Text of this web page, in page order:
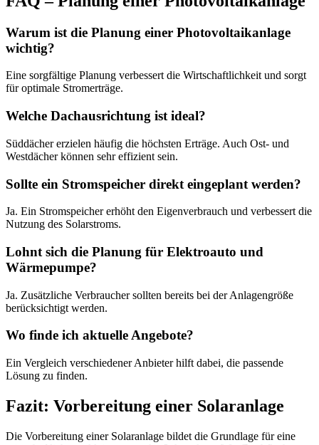
Warum ist die Planung einer Photovoltaikanlage
wichtig?
Eine sorgfältige Planung verbessert die Wirtschaftlichkeit und sorgt
für optimale Stromerträge.
Welche Dachausrichtung ist ideal?
Süddächer erzielen häufig die höchsten Erträge. Auch Ost- und
Westdächer können sehr effizient sein.
Sollte ein Stromspeicher direkt eingeplant werden?
Ja. Ein Stromspeicher erhöht den Eigenverbrauch und verbessert die
Nutzung des Solarstroms.
Lohnt sich die Planung für Elektroauto und
Wärmepumpe?
Ja. Zusätzliche Verbraucher sollten bereits bei der Anlagengröße
berücksichtigt werden.
Wo finde ich aktuelle Angebote?
Ein Vergleich verschiedener Anbieter hilft dabei, die passende
Lösung zu finden.
Fazit: Vorbereitung einer Solaranlage
Die Vorbereitung einer Solaranlage bildet die Grundlage für eine